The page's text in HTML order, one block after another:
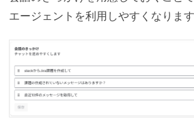
エージェントを利用しやすくなります